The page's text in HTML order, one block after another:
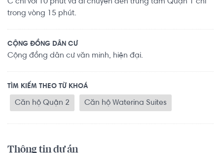
trong vòng 15 phút.
CỘNG ĐỒNG DÂN CƯ
Cộng đồng dân cư văn minh, hiện đại.
TÌM KIẾM THEO TỪ KHOÁ
Căn hộ Quận 2 Căn hộ Waterina Suites
Thông tin dự án